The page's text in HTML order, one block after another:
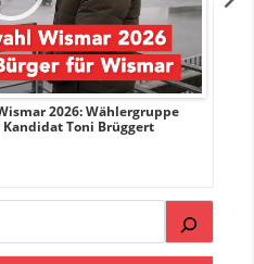
2026: Wählergruppe
Toni Brüggert